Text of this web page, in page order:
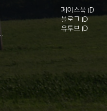
페이스북 ID
블로그 ID
유투브 ID